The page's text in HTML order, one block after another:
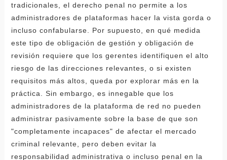
tradicionales, el derecho penal no permite a los
administradores de plataformas hacer la vista gorda o
incluso confabularse. Por supuesto, en qué medida
este tipo de obligación de gestión y obligación de
revisión requiere que los gerentes identifiquen el alto
riesgo de las direcciones relevantes, o si existen
requisitos más altos, queda por explorar más en la
práctica. Sin embargo, es innegable que los
administradores de la plataforma de red no pueden
administrar pasivamente sobre la base de que son
"completamente incapaces" de afectar el mercado
criminal relevante, pero deben evitar la
responsabilidad administrativa o incluso penal en la